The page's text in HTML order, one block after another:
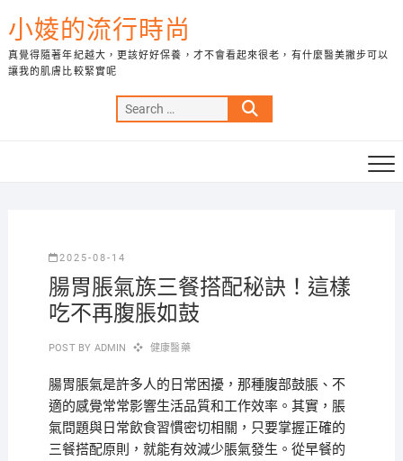
to
content
小婈的流行時尚
真覺得隨著年紀越大，更該好好保養，才不會看起來很老，有什麼醫美撇步可以
讓我的肌膚比較緊實呢
Search
…
2025-08-14
腸胃脹氣族三餐搭配秘訣！這樣
吃不再腹脹如鼓
POST BY ADMIN 健康醫藥
腸胃脹氣是許多人的日常困擾，那種腹部鼓脹、不
適的感覺常常影響生活品質和工作效率。其實，脹
氣問題與日常飲食習慣密切相關，只要掌握正確的
三餐搭配原則，就能有效減少脹氣發生。從早餐的